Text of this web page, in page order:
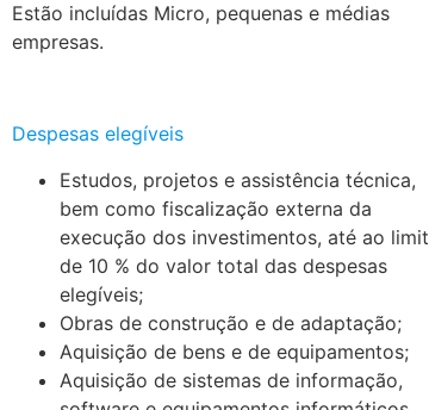
Estão incluídas Micro, pequenas e médias
empresas.
Despesas elegíveis
Estudos, projetos e assistência técnica,
bem como fiscalização externa da
execução dos investimentos, até ao
de 10 % do valor total das despesas
elegíveis;
Obras de construção e de adaptação;
Aquisição de bens e de equipamentos;
Aquisição de sistemas de informação,